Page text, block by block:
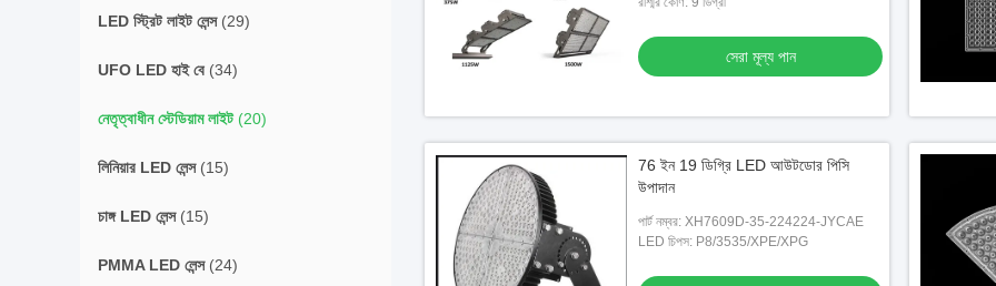
LED স্ট্রিট লাইট লেন্স(29)
UFO LED হাই বে (34)
নেতৃত্বাধীন স্টেডিয়াম লাইট(20)
লিনিয়ার LED লেন্স(15)
চাঙ্গ LED লেন্স(15)
PMMA LED লেন্স(24)
সেরা মূল্য পান
76 ইন 19 ডিগ্রি LED আউটডোর পিসি
উপাদান
পার্ট নম্বর: XH7609D-35-224224-JYCAE
LED চিপস: P8/3535/XPE/XPG